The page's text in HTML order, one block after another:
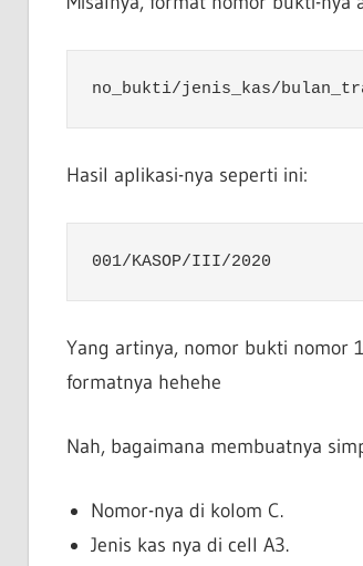
no_bukti/jenis_kas/
Hasil aplikasi-nya seperti ini:
001/KASOP/III/2020
Yang artinya, nomor bukti nomor
formatnya hehehe
Nah, bagaimana membuatnya
Nomor-nya di kolom C.
Jenis kas nya di cell A3.